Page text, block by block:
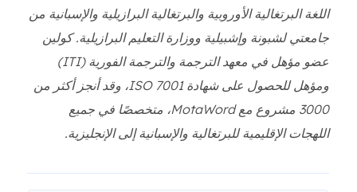
اللغة البرتغالية الأوروبية والبرتغالية البرازيلية والإسبانية من
جامعتي لشبونة وإشبيلية ووزارة التعليم البرازيلية. كولين
عضو مؤهل في معهد الترجمة والترجمة الفورية (ITI)
ومؤهل للحصول على شهادة ISO 7001، وقد أنجز أكثر من
3000 مشروع مع MotaWord، متخصصًا في جميع
اللهجات الإقليمية للبرتغالية والإسبانية إلى الإنجليزية.